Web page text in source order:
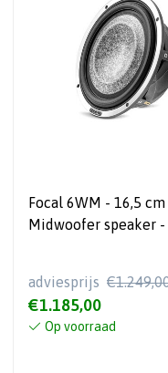
Focal 6WM - 16,5 cm
Midwoofer speaker -
adviesprijs
€1.185,00
Op voorraad